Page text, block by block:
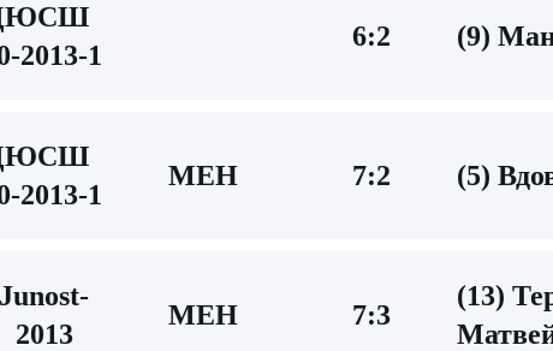
2013-1
6:2 (9)
2013-1
МЕН 7:2 (5)
Junost-
2013
МЕН 7:3
(13)